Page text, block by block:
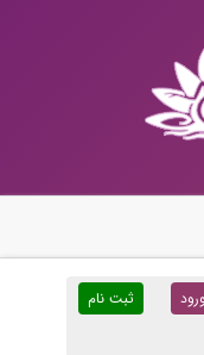
ثبت نام